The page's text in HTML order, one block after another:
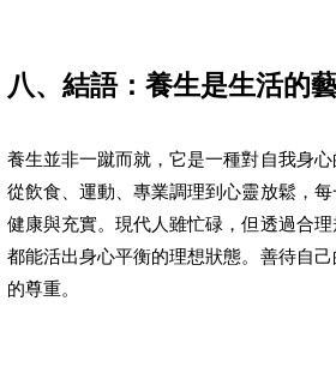
八、結語：養生是生活的
養生並非一蹴而就，它是一種對自我身心
從飲食、運動、專業調理到心靈放鬆，
健康與充實。現代人雖忙碌，但透過合
都能活出身心平衡的理想狀態。善待自
的尊重。